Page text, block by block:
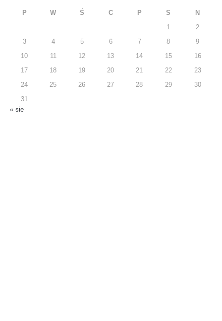
P W Ś C P S N
1 2
3 4 5 6 7 8 9
10 11 12 13 14 15 16
17 18 19 20 21 22 23
24 25 26 27 28 29 30
31
« sie